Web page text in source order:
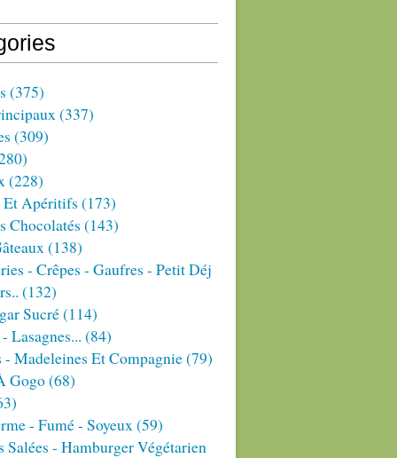
(375)
(337)
(309)
(228)
Et Apéritifs (173)
Chocolatés (143)
(138)
- Crêpes - Gaufres - Petit Déj
(132)
Sucré(114)
Lasagnes... (84)
Madeleines Et Compagnie(79)
Gogo(68)
- Fumé - Soyeux(59)
Salées - Hamburger Végétarien